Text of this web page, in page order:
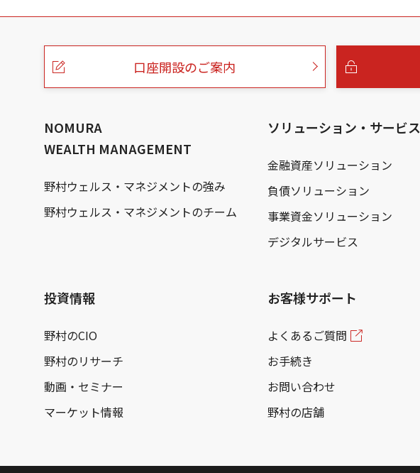
こ
口座開設のご案内
NOMURA
WEALTH MANAGEMENT
野村ウェルス・マネジメントの強み
野村ウェルス・マネジメントのチーム
ソリューション・サービス
金融資産ソリューション
負債ソリューション
事業資金ソリューション
デジタルサービス
投資情報
野村のCIO
野村のリサーチ
動画・セミナー
マーケット情報
お客様サポート
よくあるご質問
お手続き
お問い合わせ
野村の店舗